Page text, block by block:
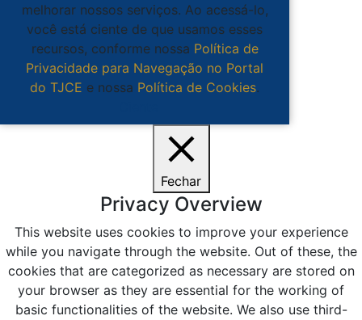
melhorar nossos serviços. Ao acessá-lo,
você está ciente de que usamos esses
recursos, conforme nossa Política de
Privacidade para Navegação no Portal
do TJCE e nossa Política de Cookies.
Fechar
Privacy Overview
This website uses cookies to improve your experience
while you navigate through the website. Out of these, the
cookies that are categorized as necessary are stored on
your browser as they are essential for the working of
basic functionalities of the website. We also use third-